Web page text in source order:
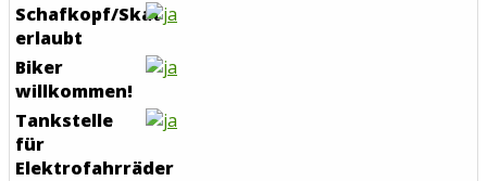
Schafkopf/Skat
erlaubt
Biker
willkommen!
Tankstelle
für
Elektrofahrräder